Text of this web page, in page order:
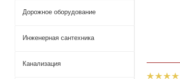
Дорожное оборудование
Инженерная сантехника
Канализация